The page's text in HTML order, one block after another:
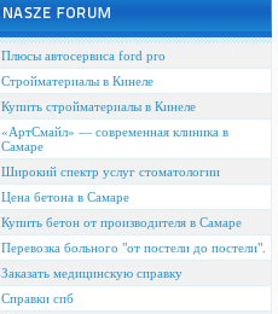
Плюсы автосервиса ford pro
Стройматериалы в Кинеле
Купить стройматериалы в Кинеле
«АртСмайл» — современная клиника в
Самаре
Широкий спектр услуг стоматологии
Цена бетона в Самаре
Купить бетон от производителя в Самаре
Перевозка больного "от постели до постели".
Заказать медицинскую справку
Справки спб